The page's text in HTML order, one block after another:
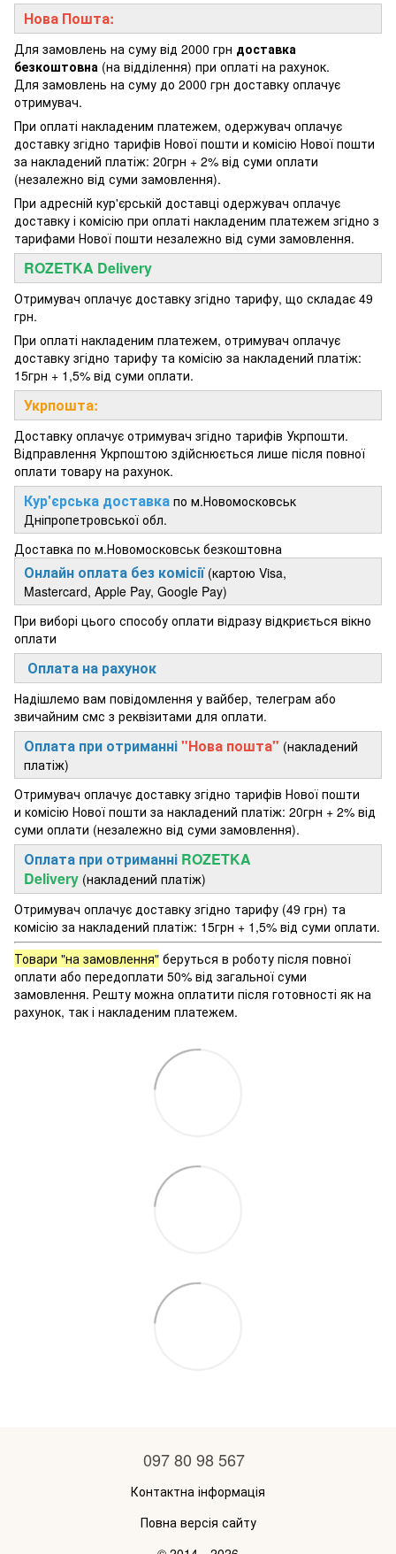
Нова Пошта:
Для замовлень на суму від 2000 грн доставка
безкоштовна (на відділення) при оплаті на рахунок.
Для замовлень на суму до 2000 грн доставку оплачує
отримувач.
При оплаті накладеним платежем, одержувач оплачує
доставку згідно тарифів Нової пошти и комісію Нової пошти
за накладений платіж: 20грн + 2% від суми оплати
(незалежно від суми замовлення).
При адресній кур'єрській доставці одержувач оплачує
доставку і комісію при оплаті накладеним платежем згідно з
тарифами Нової пошти незалежно від суми замовлення.
ROZETKA Delivery
Отримувач оплачує доставку згідно тарифу, що складає 49
грн.
При оплаті накладеним платежем, отримувач оплачує
доставку згідно тарифу та комісію за накладений платіж:
15грн + 1,5% від суми оплати.
Укрпошта:
Доставку оплачує отримувач згідно тарифів Укрпошти.
Відправлення Укрпоштою здійснюється лише після повної
оплати товару на рахунок.
Кур'єрська доставка по м.Новомосковськ
Дніпропетровської обл.
Доставка по м.Новомосковськ безкоштовна
Онлайн оплата без комісії(картою Visa,
Mastercard, Apple Pay, Google Pay)
При виборі цього способу оплати відразу відкриється вікно
оплати
Оплата на рахунок
Надішлемо вам повідомлення у вайбер, телеграм або
звичайним смс з реквізитами для оплати.
Оплата при отриманні"Нова пошта" (накладений
платіж)
Отримувач оплачує доставку згідно тарифів Нової пошти
и комісію Нової пошти за накладений платіж: 20грн + 2% від
суми оплати (незалежно від суми замовлення).
Оплата при отриманні ROZETKA
Delivery (накладений платіж)
Отримувач оплачує доставку згідно тарифу (49 грн) та
комісію за накладений платіж: 15грн + 1,5% від суми оплати.
Товари "на замовлення" беруться в роботу після повної
оплати або передоплати 50% від загальної суми
замовлення. Решту можна оплатити після готовності як на
рахунок, так і накладеним платежем.
097 80 98 567
Контактна інформація
Повна версія сайту